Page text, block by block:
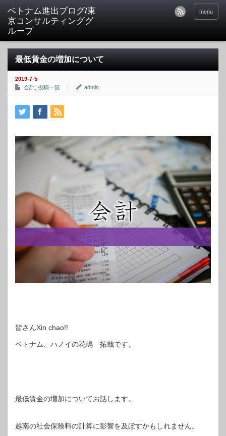
ベトナム進出ブログ/東
京コンサルティンググ
ループ
menu
最低賃金の増加について
2019-7-5
会計 投稿一覧 admin
皆さんXin chao!!
ベトナム、ハノイの花嶋 拓哉です。
最低賃金の増加についてお話します。
越南の社会保険料の計算に影響を及ぼすかもしれません。